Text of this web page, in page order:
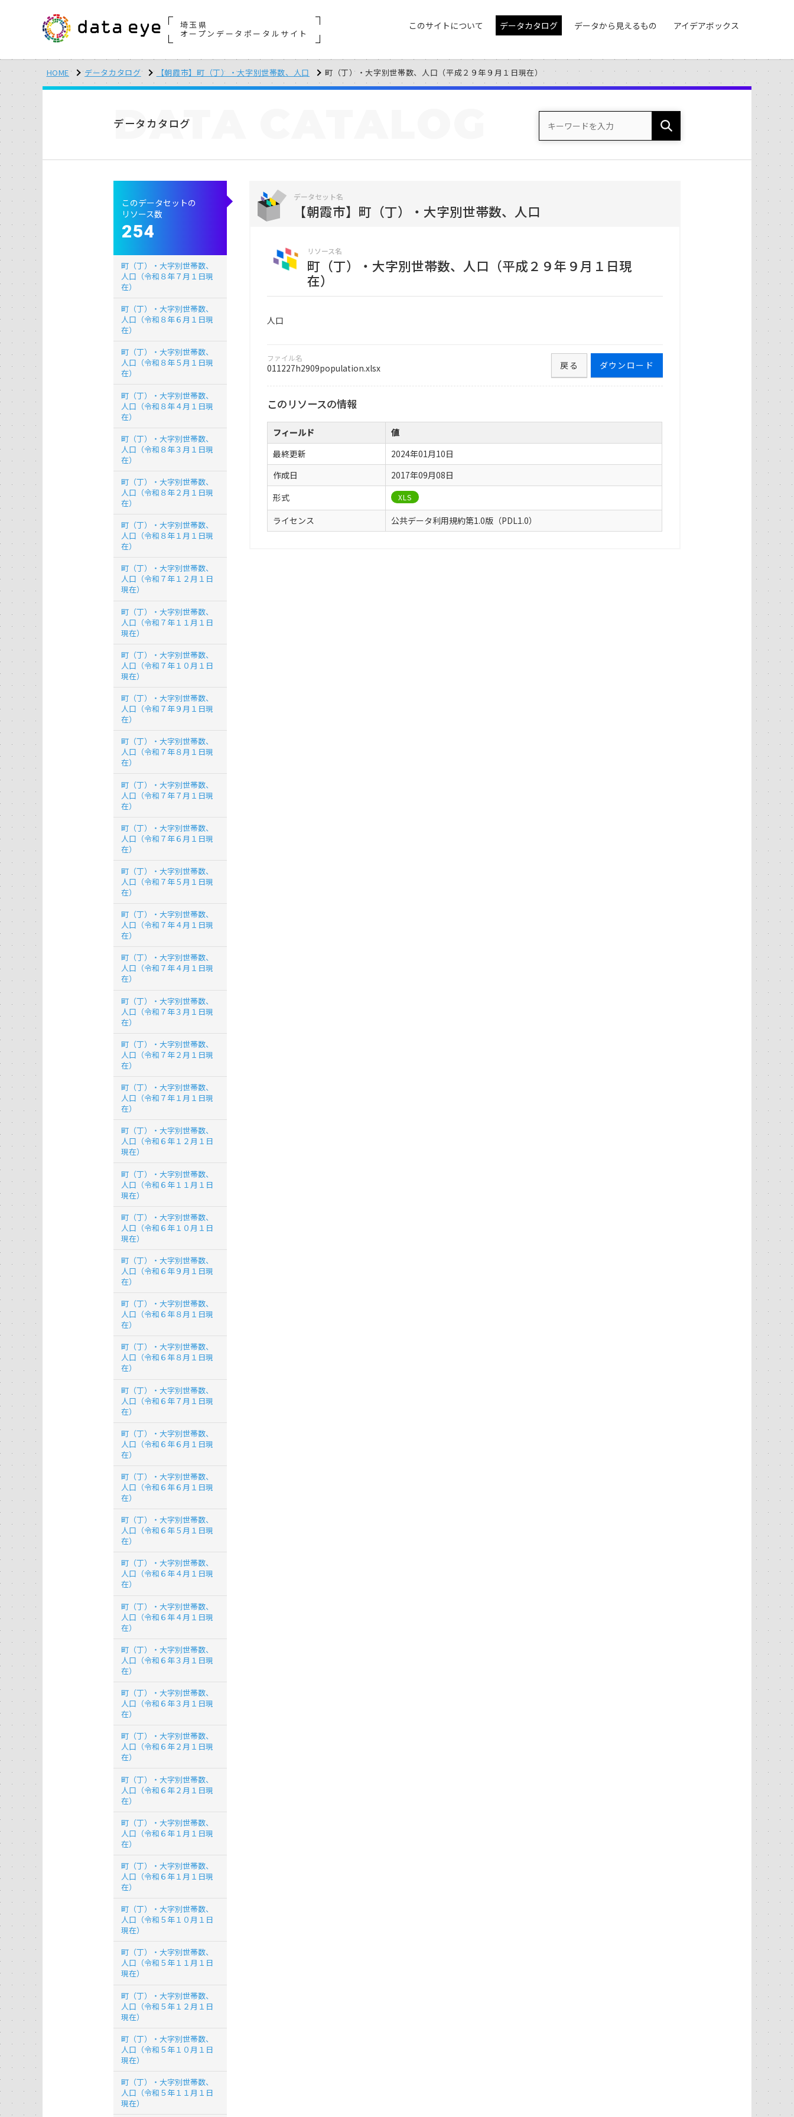
埼玉県
オープンデータポータルサイト
このサイトについて データカタログ データから見えるもの アイデアボックス
HOME データカタログ 【朝霞市】町（丁）・大字別世帯数、人口 町（丁）・大字別世帯数、人口（平成２９年９月１日現在）
データカタログ
DATA
データセット名
【朝霞市】町（丁）・大字別世帯数、人口
リソース名
町（丁）・大字別世帯数、人口（平成２９年９月１日現
在）
人口
ファイル名
011227h2909population.xlsx ダウンロード
戻る
このリソースの情報
フィールド
値
最終更新
2024年01月10日
作成日
2017年09月08日
形式
XLS
ライセンス 公共データ利用規約第1.0版（PDL1.0）
このデータセットの
リソース数
254
町（丁）・大字別世帯数、
人口（令和８年７月１日現
在）
町（丁）・大字別世帯数、
人口（令和８年６月１日現
在）
町（丁）・大字別世帯数、
人口（令和８年５月１日現
在）
町（丁）・大字別世帯数、
人口（令和８年４月１日現
在）
町（丁）・大字別世帯数、
人口（令和８年３月１日現
在）
町（丁）・大字別世帯数、
人口（令和８年２月１日現
在）
町（丁）・大字別世帯数、
人口（令和８年１月１日現
在）
町（丁）・大字別世帯数、
人口（令和７年１２月１日
現在）
町（丁）・大字別世帯数、
人口（令和７年１１月１日
現在）
町（丁）・大字別世帯数、
人口（令和７年１０月１日
現在）
町（丁）・大字別世帯数、
人口（令和７年９月１日現
在）
町（丁）・大字別世帯数、
人口（令和７年８月１日現
在）
町（丁）・大字別世帯数、
人口（令和７年７月１日現
在）
町（丁）・大字別世帯数、
人口（令和７年６月１日現
在）
町（丁）・大字別世帯数、
人口（令和７年５月１日現
在）
町（丁）・大字別世帯数、
人口（令和７年４月１日現
在）
町（丁）・大字別世帯数、
人口（令和７年４月１日現
在）
町（丁）・大字別世帯数、
人口（令和７年３月１日現
在）
町（丁）・大字別世帯数、
人口（令和７年２月１日現
在）
町（丁）・大字別世帯数、
人口（令和７年１月１日現
在）
町（丁）・大字別世帯数、
人口（令和６年１２月１日
現在）
町（丁）・大字別世帯数、
人口（令和６年１１月１日
現在）
町（丁）・大字別世帯数、
人口（令和６年１０月１日
現在）
町（丁）・大字別世帯数、
人口（令和６年９月１日現
在）
町（丁）・大字別世帯数、
人口（令和６年８月１日現
在）
町（丁）・大字別世帯数、
人口（令和６年８月１日現
在）
町（丁）・大字別世帯数、
人口（令和６年７月１日現
在）
町（丁）・大字別世帯数、
人口（令和６年６月１日現
在）
町（丁）・大字別世帯数、
人口（令和６年６月１日現
在）
町（丁）・大字別世帯数、
人口（令和６年５月１日現
在）
町（丁）・大字別世帯数、
人口（令和６年４月１日現
在）
町（丁）・大字別世帯数、
人口（令和６年４月１日現
在）
町（丁）・大字別世帯数、
人口（令和６年３月１日現
在）
町（丁）・大字別世帯数、
人口（令和６年３月１日現
在）
町（丁）・大字別世帯数、
人口（令和６年２月１日現
在）
町（丁）・大字別世帯数、
人口（令和６年２月１日現
在）
町（丁）・大字別世帯数、
人口（令和６年１月１日現
在）
町（丁）・大字別世帯数、
人口（令和６年１月１日現
在）
町（丁）・大字別世帯数、
人口（令和５年１０月１日
現在）
町（丁）・大字別世帯数、
人口（令和５年１１月１日
現在）
町（丁）・大字別世帯数、
人口（令和５年１２月１日
現在）
町（丁）・大字別世帯数、
人口（令和５年１０月１日
現在）
町（丁）・大字別世帯数、
人口（令和５年１１月１日
現在）